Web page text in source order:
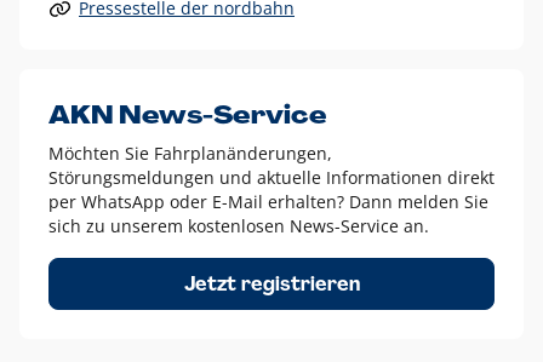
Alle anderen Logo-Varianten dürfen nur in Ausnahmefällen
Diese Ausnahmen sind zum Beispiel:
dem AKN Blau,
weißes Logo auf Fotohintergründen,
schwarzes Logo für reine Schwarz-Weiß-Umsetzungen
Um das Logo herum muss ein Schutzraum von jeweils einer
Höhe bzw. Breite des N aus AKN in alle Richtungen
Pressestelle der nordbahn
AKN News-Service
Möchten Sie Fahrplanänderungen,
Störungsmeldungen und aktuelle Informationen direkt
per WhatsApp oder E-Mail erhalten? Dann melden Sie
sich zu unserem kostenlosen News-Service an.
Jetzt registrieren